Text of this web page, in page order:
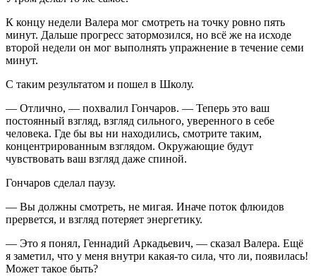
К концу недели Валера мог смотреть на точку ровно пять
минут. Дальше прогресс затормозился, но всё же на исходе
второй недели он мог выполнять упражнение в течение семи
минут.
С таким результатом и пошел в Школу.
— Отлично, — похвалил Гончаров. — Теперь это ваш
постоянный взгляд, взгляд сильного, уверенного в себе
человека. Где бы вы ни находились, смотрите таким,
концентрированным взглядом. Окружающие будут
чувствовать ваш взгляд даже спиной.
Гончаров сделал паузу.
— Вы должны смотреть, не мигая. Иначе поток флюидов
прервется, и взгляд потеряет энергетику.
— Это я понял, Геннадий Аркадьевич, — сказал Валера. Ещё
я заметил, что у меня внутри какая-то сила, что ли, появилась!
Может такое быть?